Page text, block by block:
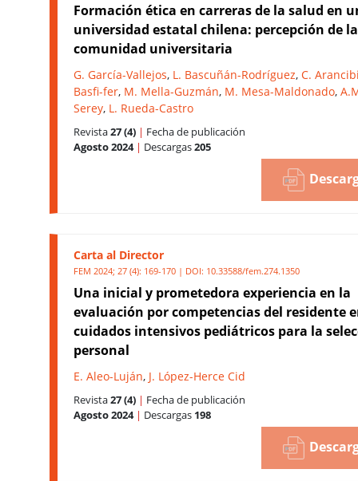
Formación ética en carreras de la salud en
universidad estatal chilena: percepción de la
comunidad universitaria
G. García-Vallejos, L. Bascuñán-Rodríguez, C.
Basfi-fer, M. Mella-Guzmán, M. Mesa-Maldonado,
Serey, L. Rueda-Castro
Revista27 (4) | Fecha de publicación
Agosto 2024 | Descargas205
Carta al Director
FEM 2024; 27 (4): 169-170 | DOI: 10.33588/fem.274.1350
Una inicial y prometedora experiencia en la
evaluación por competencias del residente
cuidados intensivos pediátricos para la
personal
E. Aleo-Luján, J. López-Herce Cid
Revista27 (4) | Fecha de publicación
Agosto 2024 | Descargas 198